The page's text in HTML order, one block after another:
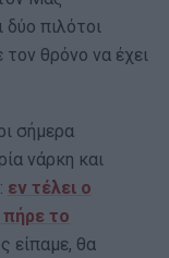
δύο πιλότοι
τον θρόνο να έχει
σήμερα
νάρκη και
εν τέλει ο
το
είπαμε, θα